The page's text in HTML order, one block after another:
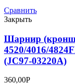
Сравнить
Закрыть
Шарнир
4520/4016/
(JC97-03220A)
360,00Р